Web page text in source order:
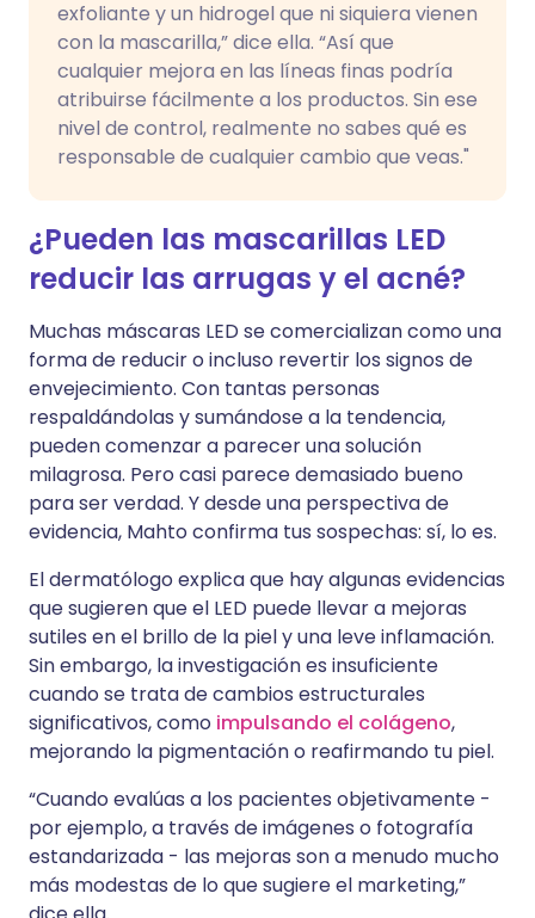
exfoliante y un hidrogel que ni siquiera vienen
con la mascarilla,” dice ella. “Así que
cualquier mejora en las líneas finas podría
atribuirse fácilmente a los productos. Sin ese
nivel de control, realmente no sabes qué es
responsable de cualquier cambio que veas."
¿Pueden las mascarillas LED
reducir las arrugas y el acné?
Muchas máscaras LED se comercializan como una
forma de reducir o incluso revertir los signos de
envejecimiento. Con tantas personas
respaldándolas y sumándose a la tendencia,
pueden comenzar a parecer una solución
milagrosa. Pero casi parece demasiado bueno
para ser verdad. Y desde una perspectiva de
evidencia, Mahto confirma tus sospechas: sí, lo es.
El dermatólogo explica que hay algunas evidencias
que sugieren que el LED puede llevar a mejoras
sutiles en el brillo de la piel y una leve inflamación.
Sin embargo, la investigación es insuficiente
cuando se trata de cambios estructurales
significativos, como impulsando el colágeno,
mejorando la pigmentación o reafirmando tu piel.
“Cuando evalúas a los pacientes objetivamente -
por ejemplo, a través de imágenes o fotografía
estandarizada - las mejoras son a menudo mucho
más modestas de lo que sugiere el marketing,”